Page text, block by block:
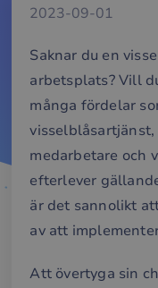
2023-09-01
Saknar du en
arbetsplats? Vill
många fördelar
medarbetare och
efterlever
är det sannolikt
av att
Att övertyga sin